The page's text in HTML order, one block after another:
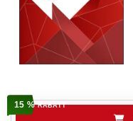
15 %RABATT